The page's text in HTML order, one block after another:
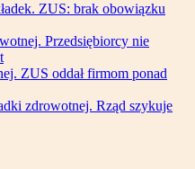
ZUS: brak obowiązku
Przedsiębiorcy nie
ZUS oddał firmom ponad
zdrowotnej. Rząd szykuje